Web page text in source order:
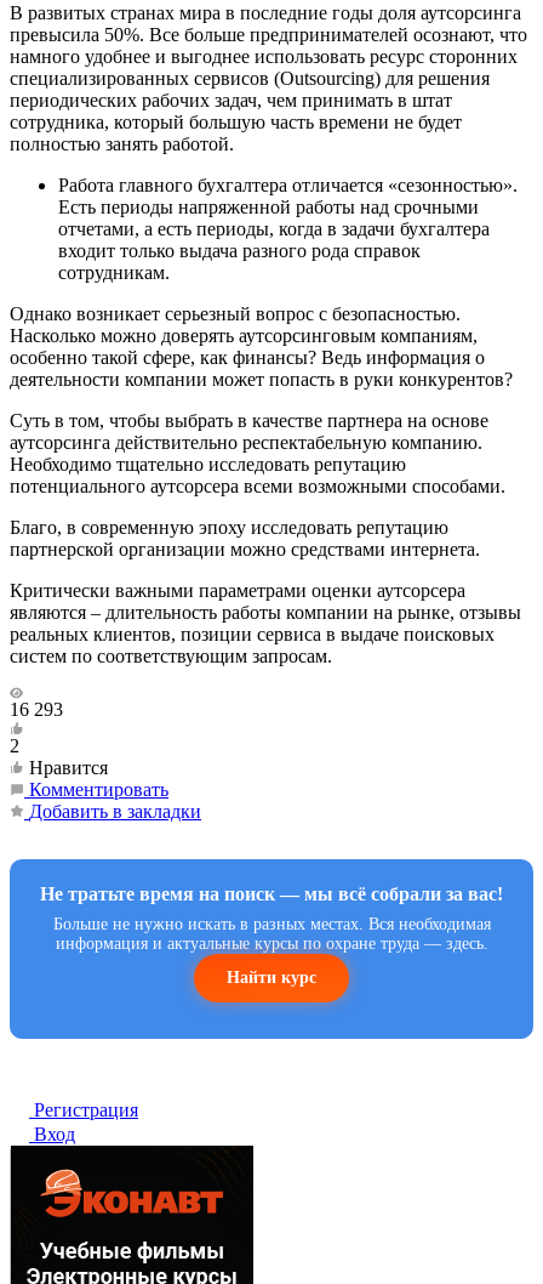
В развитых странах мира в последние годы доля аутсорсинга
превысила 50%. Все больше предпринимателей осознают, что
намного удобнее и выгоднее использовать ресурс сторонних
специализированных сервисов (Outsourcing) для решения
периодических рабочих задач, чем принимать в штат
сотрудника, который большую часть времени не будет
полностью занять работой.
Работа главного бухгалтера отличается «сезонностью».
Есть периоды напряженной работы над срочными
отчетами, а есть периоды, когда в задачи бухгалтера
входит только выдача разного рода справок
сотрудникам.
Однако возникает серьезный вопрос с безопасностью.
Насколько можно доверять аутсорсинговым компаниям,
особенно такой сфере, как финансы? Ведь информация о
деятельности компании может попасть в руки конкурентов?
Суть в том, чтобы выбрать в качестве партнера на основе
аутсорсинга действительно респектабельную компанию.
Необходимо тщательно исследовать репутацию
потенциального аутсорсера всеми возможными способами.
Благо, в современную эпоху исследовать репутацию
партнерской организации можно средствами интернета.
Критически важными параметрами оценки аутсорсера
являются – длительность работы компании на рынке, отзывы
реальных клиентов, позиции сервиса в выдаче поисковых
систем по соответствующим запросам.
16 293
2
Нравится
Комментировать
Добавить в закладки
Не тратьте время на поиск — мы всё собрали за вас!
Больше не нужно искать в разных местах. Вся необходимая
информация и актуальные курсы по охране труда — здесь.
Найти курс
Регистрация
Вход